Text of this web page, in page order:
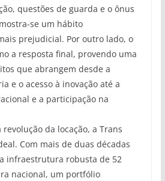
questões de guarda e o ônus
se um hábito
prejudicial. Por outro lado, o
a resposta final, provendo uma
que abrangem desde a
e o acesso à inovação até a
e a participação na
da locação, a Trans
Com mais de duas décadas
infraestrutura robusta de 52
nacional, um portfólio